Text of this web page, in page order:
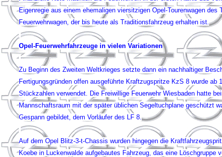
Eigenregie aus einem ehe­maligen viersitzigen Opel-Tourenwagen
Feuerwehrwagen, der bis heute als Traditionsfahrzeug erhalten ist.
Opel-Feuerwehrfahrzeuge in vielen Variationen
Zu Beginn des Zweiten Weltkrieges setzte dann ein nachhaltiger
Fertigungsgründen offen ausgeführte Kraftzugspritze KzS 8 wurde
Stückzahlen verwendet. Die Freiwillige Feuerwehr Wiesbaden hatte
Mannschaftsraum mit der später üblichen Segeltuchplane geschützt
Gespann gebildet, dem Vorläufer des LF 8.
Auf dem Opel Blitz-3-t-Chassis wurden hingegen die
Koebe in Luckenwalde aufgebautes Fahrzeug, das eine